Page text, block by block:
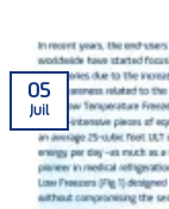
05
Juil